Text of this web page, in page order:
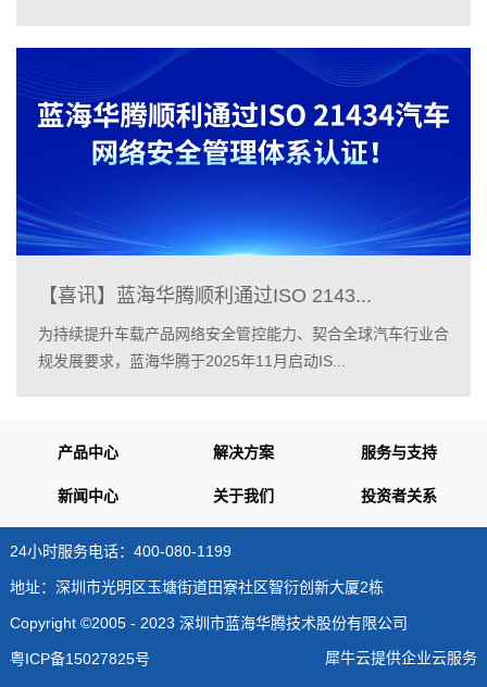
【喜讯】蓝海华腾顺利通过ISO 2143...
为持续提升车载产品网络安全管控能力、契合全球汽车行业合
规发展要求，蓝海华腾于2025年11月启动IS...
产品中心 解决方案 服务与支持
新闻中心 关于我们 投资者关系
24小时服务电话：400-080-1199
地址：深圳市光明区玉塘街道田寮社区智衍创新大厦2栋
Copyright ©2005 - 2023 深圳市蓝海华腾技术股份有限公司
粤ICP备15027825号 犀牛云提供企业云服务